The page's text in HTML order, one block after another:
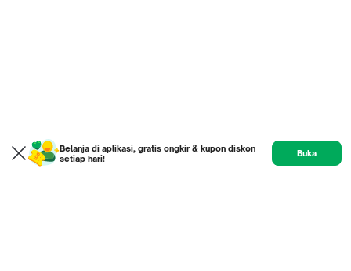
Belanja di aplikasi, gratis ongkir & kupon diskon
setiap hari!
Buka